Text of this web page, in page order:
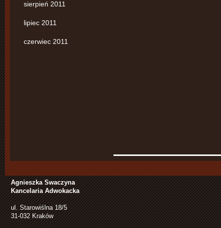
sierpień 2011
lipiec 2011
czerwiec 2011
Agnieszka Swaczyna
Kancelaria Adwokacka
ul. Starowiślna 18/5
31-032 Kraków